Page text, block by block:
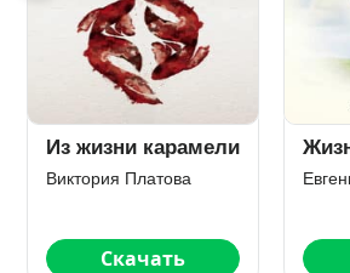
Из жизни карамели
Виктория Платова
Скачать